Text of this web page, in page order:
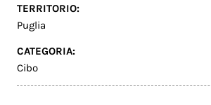
TERRITORIO:
Puglia
CATEGORIA:
Cibo